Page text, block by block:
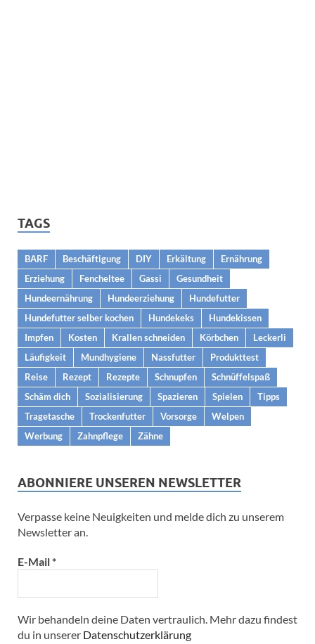
TAGS
BARF Beschäftigung DIY Erkältung
Ernährung
Erziehung
Fencheltee Gassi
Gesundheit
Hundeernährung
Hundeerziehung
Hundefutter
Hundefutter selber kochen
Hundekeks
Hundekissen
Impfen
Kosten Krallen schneiden Körbchen
Leckerli
Läufigkeit
Mundhygiene Nassfutter
Produkttest
Reise
Rezept Rezepte Schnupfen
Schnüffelspaß
Schäm dich
Sozialisierung Spazieren Spielen
Tipps
Tragetasche
Trockenfutter Vorsorge
Welpen
Werbung
Zahnpflege Zähne
ABONNIERE UNSEREN NEWSLETTER
Verpasse keine Neuigkeiten und melde dich zu unserem
Newsletter an.
E-Mail*
Wir behandeln deine Daten vertraulich. Mehr dazu findest
du in unserer Datenschutzerklärung